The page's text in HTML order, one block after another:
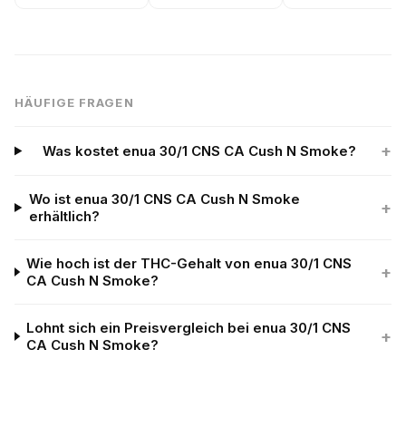
HÄUFIGE FRAGEN
Was kostet enua 30/1 CNS CA Cush N Smoke? +
Wo ist enua 30/1 CNS CA Cush N Smoke
erhältlich?
+
Wie hoch ist der THC-Gehalt von enua 30/1 CNS
CA Cush N Smoke?
+
Lohnt sich ein Preisvergleich bei enua 30/1 CNS
CA Cush N Smoke?
+